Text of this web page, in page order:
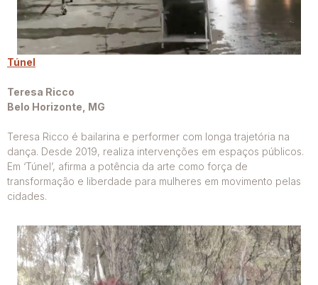
Túnel
Teresa Ricco
Belo Horizonte, MG
Teresa Ricco é bailarina e performer com longa trajetória na
dança. Desde 2019, realiza intervenções em espaços públicos.
Em ‘Túnel’, afirma a potência da arte como força de
transformação e liberdade para mulheres em movimento pelas
cidades.